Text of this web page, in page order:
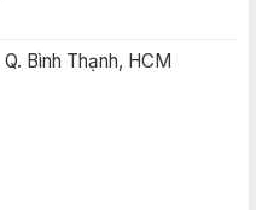
Bình Thạnh, HCM